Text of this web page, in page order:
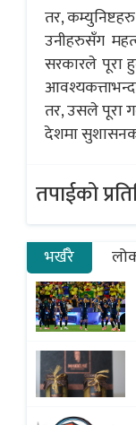
तर, कम्युनिष्टहरु
उनीहरुसँग
सरकारले पूरा
तर, उसले पूरा
देशमा
तपाईको
भर्खरै